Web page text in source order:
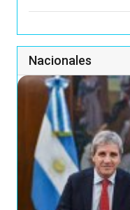
Nacionales